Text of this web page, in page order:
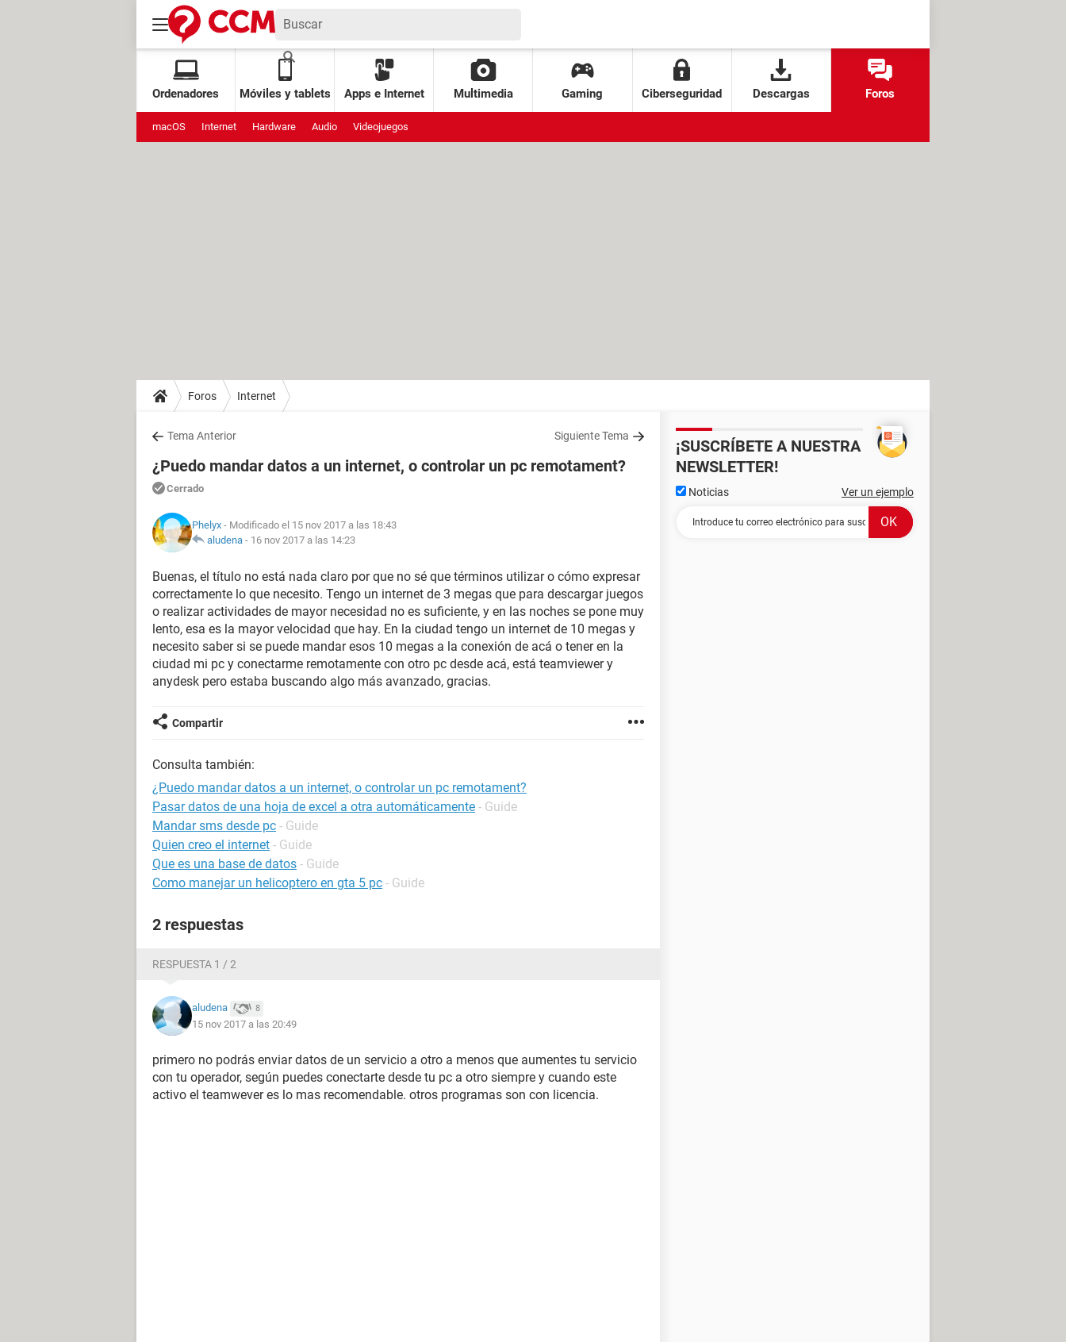
Ordenadores Móviles y tablets Apps e Internet Multimedia Gaming Ciberseguridad Descargas Foros
macOS Internet Hardware Audio Videojuegos
Foros Internet
Tema Anterior Siguiente Tema
¿Puedo mandar datos a un internet, o controlar un pc remotament?
Cerrado
Phelyx - Modificado el 15 nov 2017 a las 18:43
aludena - 16 nov 2017 a las 14:23
Buenas, el título no está nada claro por que no sé que términos utilizar o cómo expresar
correctamente lo que necesito. Tengo un internet de 3 megas que para descargar juegos
o realizar actividades de mayor necesidad no es suficiente, y en las noches se pone muy
lento, esa es la mayor velocidad que hay. En la ciudad tengo un internet de 10 megas y
necesito saber si se puede mandar esos 10 megas a la conexión de acá o tener en la
ciudad mi pc y conectarme remotamente con otro pc desde acá, está teamviewer y
anydesk pero estaba buscando algo más avanzado, gracias.
Compartir
Consulta también:
¿Puedo mandar datos a un internet, o controlar un pc remotament?
Pasar datos de una hoja de excel a otra automáticamente - Guide
Mandar sms desde pc - Guide
Quien creo el internet - Guide
Que es una base de datos - Guide
Como manejar un helicoptero en gta 5 pc - Guide
2 respuestas
RESPUESTA 1 / 2
aludena 8
15 nov 2017 a las 20:49
primero no podrás enviar datos de un servicio a otro a menos que aumentes tu servicio
con tu operador, según puedes conectarte desde tu pc a otro siempre y cuando este
activo el teamwever es lo mas recomendable. otros programas son con licencia.
¡SUSCRÍBETE A NUESTRA
NEWSLETTER!
Noticias Ver un ejemplo